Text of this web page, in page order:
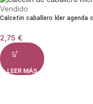
Vendido
Calcetin caballero kler agenda
2,75 €
LEER MÁS